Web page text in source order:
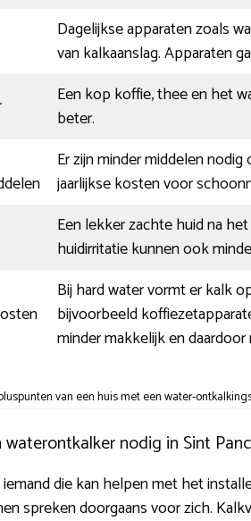
Dagelijkse apparaten zoals
van kalkaanslag. Apparaten
Een kop koffie, thee en het
beter.
Er zijn minder middelen
jaarlijkse kosten voor
Een lekker zachte huid na
huidirritatie kunnen ook
Bij hard water vormt er kalk
bijvoorbeeld
minder makkelijk en
van een huis met een water-
nodig in Sint
die kan helpen met het
spreken doorgaans voor zich.